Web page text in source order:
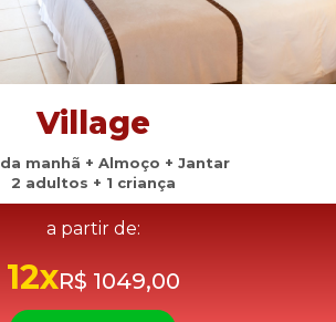
Village
manhã + Almoço + Jantar
2 adultos + 1 criança
a partir de:
12xR$ 1049,00